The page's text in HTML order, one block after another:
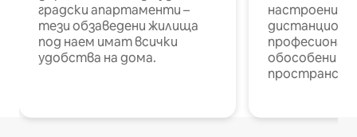
градски апартаменти –
тези обзаведени жилища
под наем имат всички
удобства на дома.
настроени и
обособени